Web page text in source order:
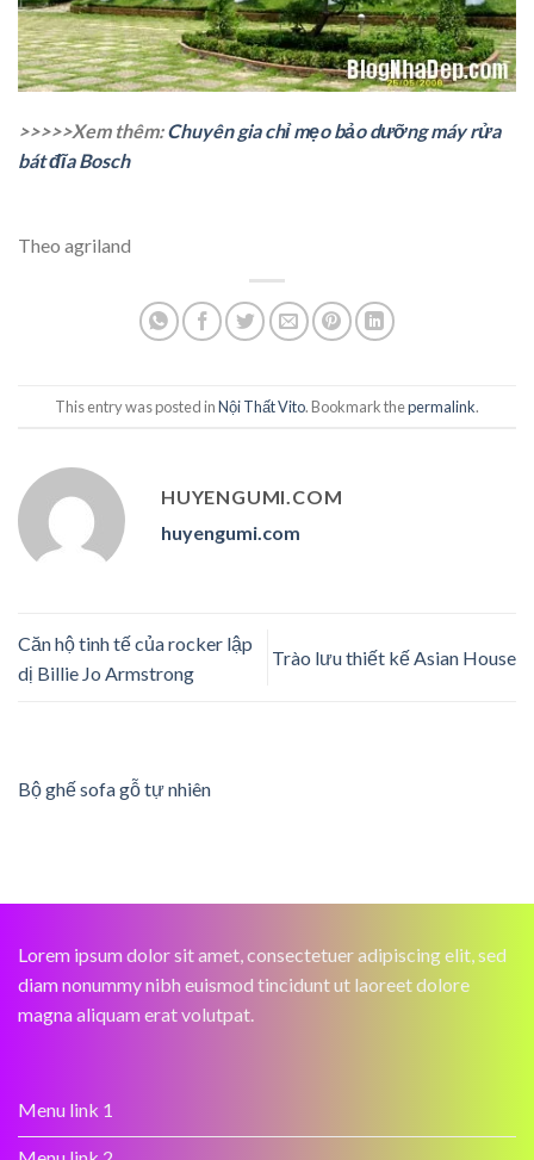
>>>>>Xem thêm:Chuyên gia chỉ mẹo bảo dưỡng máy rửa
bát đĩa Bosch
Theo agriland
This entry was posted inNội Thất Vito. Bookmark thepermalink.
HUYENGUMI.COM
huyengumi.com
Căn hộ tinh tế của rocker lập
dị Billie Jo Armstrong
Trào lưu thiết kế Asian House
Bộ ghế sofa gỗ tự nhiên
Lorem ipsum dolor sit amet, consectetuer adipiscing elit, sed
diam nonummy nibh euismod tincidunt ut laoreet dolore
magna aliquam erat volutpat.
Menu link 1